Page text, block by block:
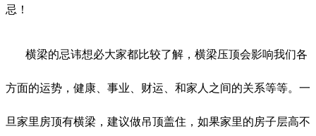
忌！
横梁的忌讳想必大家都比较了解，横梁压顶会影响我们各
方面的运势，健康、事业、财运、和家人之间的关系等等。一
旦家里房顶有横梁，建议做吊顶盖住，如果家里的房子层高不